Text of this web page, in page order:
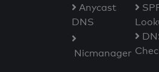
Anycast
DNS
Nicmanager